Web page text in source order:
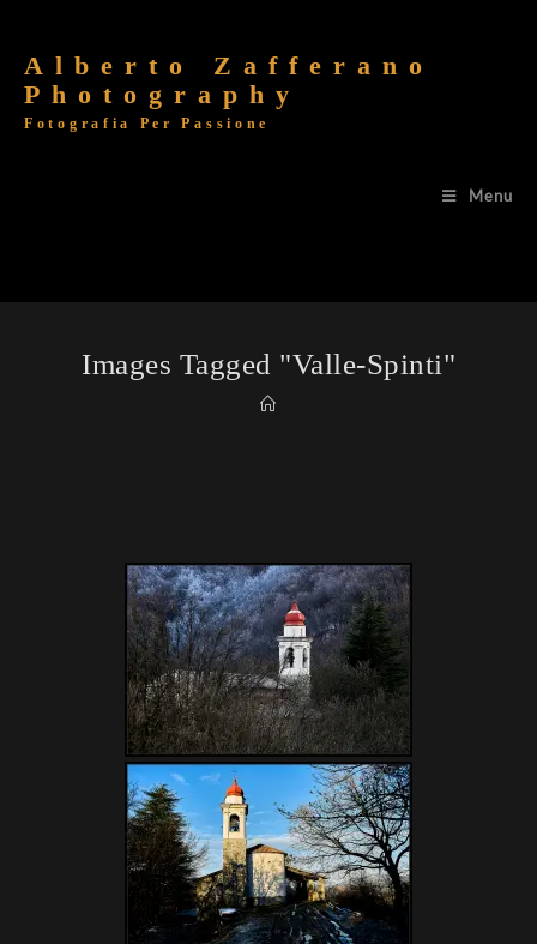
Alberto Zafferano
Photography
Fotografia Per Passione
Menu
Images Tagged "valle-Spinti"